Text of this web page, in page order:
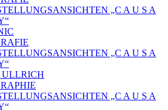
„C A U S A
„C A U S A
ULLRICH
„C A U S A